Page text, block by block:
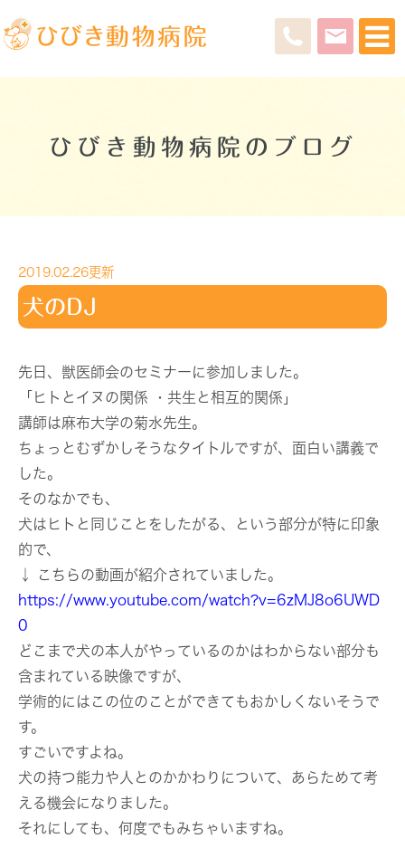
ひびき動物病院のブログ
2019.02.26更新
犬のDJ
先日、獣医師会のセミナーに参加しました。
「ヒトとイヌの関係 ・共生と相互的関係」
講師は麻布大学の菊水先生。
ちょっとむずかしそうなタイトルですが、面白い講義で
した。
そのなかでも、
犬はヒトと同じことをしたがる、という部分が特に印象
的で、
↓ こちらの動画が紹介されていました。
https://www.youtube.com/watch?v=6zMJ8o6UWD
0
どこまで犬の本人がやっているのかはわからない部分も
含まれている映像ですが、
学術的にはこの位のことができてもおかしくないそうで
す。
すごいですよね。
犬の持つ能力や人とのかかわりについて、あらためて考
える機会になりました。
それにしても、何度でもみちゃいますね。